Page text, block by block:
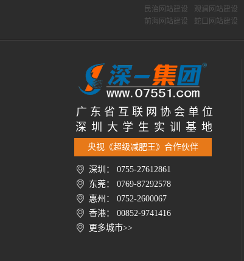
民治网站建设
观澜网站建设
前海网站建设
蛇口网站建设
广 东 省 互 联 网 协 会 单 位
深 圳 大 学 生 实 训 基 地
央视《超级减肥王》合作伙伴
深圳： 0755-27612861
东莞： 0769-87292578
惠州： 0752-2600067
香港： 00852-9741416
更多城市>>